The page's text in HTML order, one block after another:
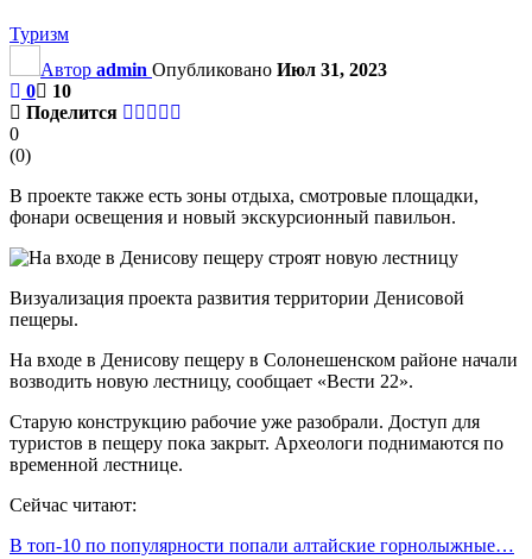
Туризм
Автор admin Опубликовано Июл 31, 2023
0
10
Поделится
0
(0)
В проекте также есть зоны отдыха, смотровые площадки,
фонари освещения и новый экскурсионный павильон.
Визуализация проекта развития территории Денисовой
пещеры.
На входе в Денисову пещеру в Солонешенском районе начали
возводить новую лестницу, сообщает «Вести 22».
Старую конструкцию рабочие уже разобрали. Доступ для
туристов в пещеру пока закрыт. Археологи поднимаются по
временной лестнице.
Сейчас читают:
В топ-10 по популярности попали алтайские горнолыжные…